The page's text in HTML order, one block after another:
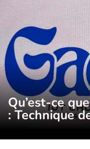
Qu’est-ce
: Technique